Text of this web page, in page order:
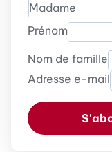
Madame
Prénom
Nom de famille
Adresse e-mail